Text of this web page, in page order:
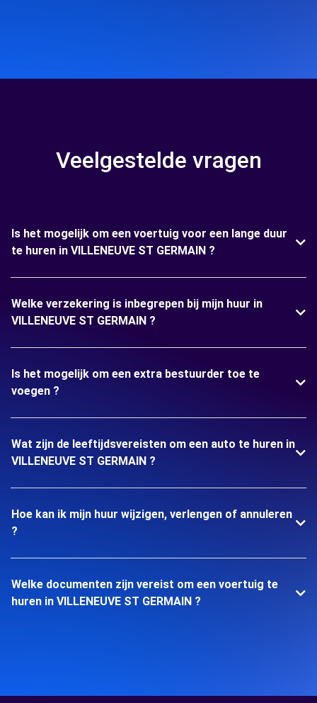
Veelgestelde vragen
Is het mogelijk om een voertuig voor een lange duur
te huren in VILLENEUVE ST GERMAIN ?
Welke verzekering is inbegrepen bij mijn huur in
VILLENEUVE ST GERMAIN ?
Is het mogelijk om een extra bestuurder toe te
voegen ?
Wat zijn de leeftijdsvereisten om een auto te huren in
VILLENEUVE ST GERMAIN ?
Hoe kan ik mijn huur wijzigen, verlengen of annuleren
?
Welke documenten zijn vereist om een voertuig te
huren in VILLENEUVE ST GERMAIN ?